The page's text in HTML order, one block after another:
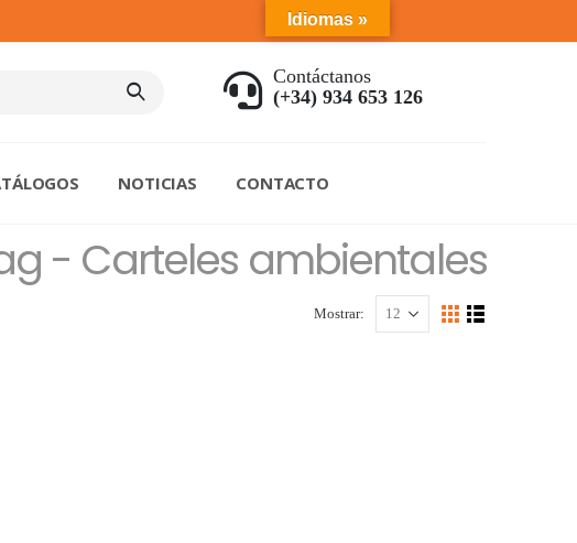
Contáctanos
(+34) 934 653 126
NOTICIAS CONTACTO
- Carteles ambientales
Mostrar:
Idiomas »